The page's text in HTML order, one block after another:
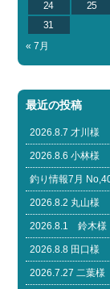
24
25
31
« 7月
最近の投稿
2026.8.7 才川様
2026.8.6 小林様
釣り情報7月
2026.8.2 丸山様
2026.8.1 鈴木様
2026.8.8 田口様
2026.7.27 二葉様